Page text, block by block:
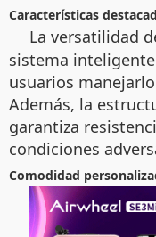
Características
La versatilidad
sistema
usuarios
Además, la
garantiza
condiciones
Comodidad